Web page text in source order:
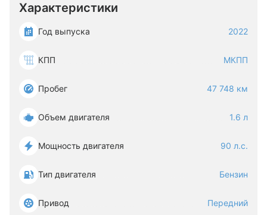
Характеристики
Год выпуска 2022
КПП МКПП
Пробег 47 748 км
Объем двигателя 1.6 л
Мощность двигателя 90 л.с.
Тип двигателя Бензин
Привод Передний